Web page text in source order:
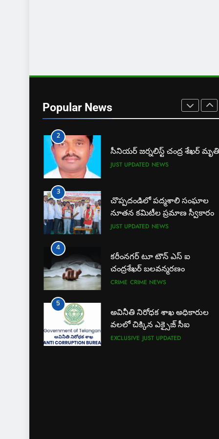
Popular News
1
న్యాయవాదుల ఆర్థిక చేయూత
KARIMNAGAR NEWS
2
సీనియర్ జర్నలిస్ట్ చంద్ర శేఖర్ మృతి
JUST UPDATED NEWS
3
చొప్పదండిలో పద్మశాలి సంఘాల
నూతన కమిటీల ప్రమాణ స్వీకారం
JUST UPDATED NEWS
4
కరీంనగర్ టూ టౌన్ ఎస్ ఐ
చంద్రశేఖర్ బలవన్మరణం
CRIME CRIME NEWS
5
అవినీతి నిరోధక శాఖ అధికారుల
వలలో చిక్కిన ఎక్సైజ్ సీఐ
EXCLUSIVE JUST UPDATED